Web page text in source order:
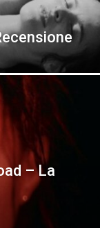
– La